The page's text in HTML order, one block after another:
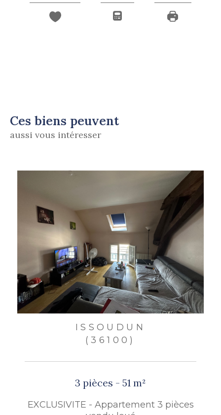
Ces biens peuvent
aussi vous intéresser
ISSOUDUN
(36100)
3 pièces - 51 m²
EXCLUSIVITE - Appartement 3 pièces